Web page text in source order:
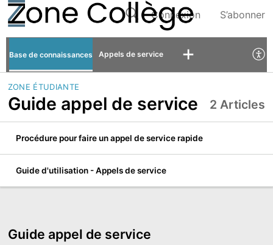
Connexion S’abonner
Base de connaissances Appels de service
ZONE ÉTUDIANTE
Guide appel de service 2 Articles
Procédure pour faire un appel de service rapide
Guide d'utilisation - Appels de service
Guide appel de service